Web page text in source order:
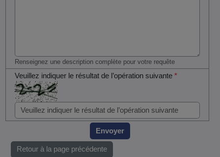
Renseignez une description complète pour votre requête
Veuillez indiquer le résultat de l’opération suivante*
Envoyer
Retour à la page précédente